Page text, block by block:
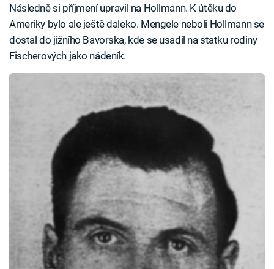
Následně si příjmení upravil na Hollmann. K útěku do
Ameriky bylo ale ještě daleko. Mengele neboli Hollmann se
dostal do jižního Bavorska, kde se usadil na statku rodiny
Fischerových jako nádeník.